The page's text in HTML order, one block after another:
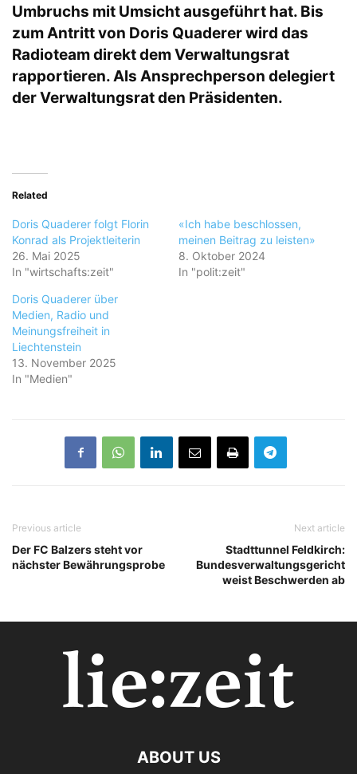
Umbruchs mit Umsicht ausgeführt hat. Bis
zum Antritt von Doris Quaderer wird das
Radioteam direkt dem Verwaltungsrat
rapportieren. Als Ansprechperson delegiert
der Verwaltungsrat den Präsidenten.
Related
Doris Quaderer folgt Florin
Konrad als Projektleiterin
26. Mai 2025
In "wirtschafts:zeit"
«Ich habe beschlossen,
meinen Beitrag zu leisten»
8. Oktober 2024
In "polit:zeit"
Doris Quaderer über
Medien, Radio und
Meinungsfreiheit in
Liechtenstein
13. November 2025
In "Medien"
Previous article
Der FC Balzers steht vor
nächster Bewährungsprobe
Next article
Stadttunnel Feldkirch:
Bundesverwaltungsgericht
weist Beschwerden ab
ABOUT US